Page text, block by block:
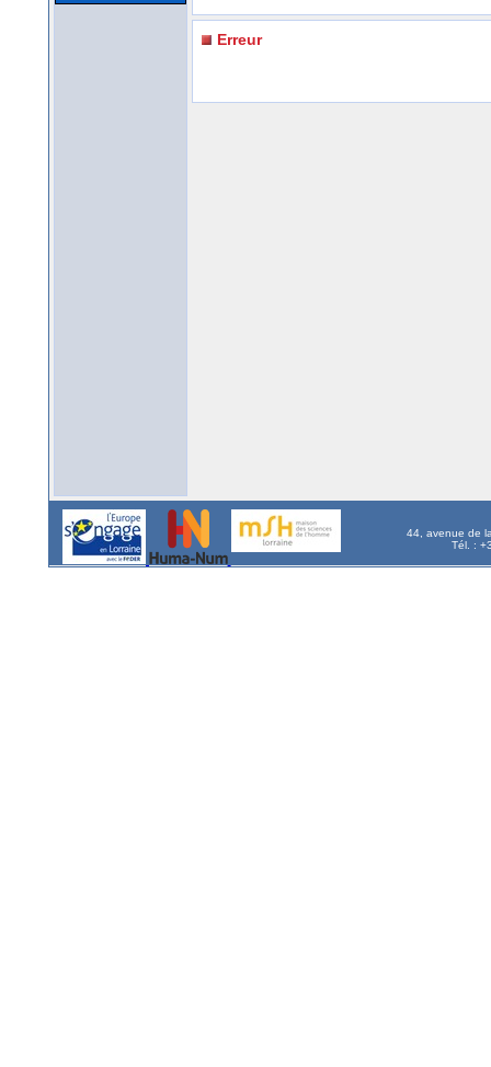
Erreur
44, avenue de
Tél. :